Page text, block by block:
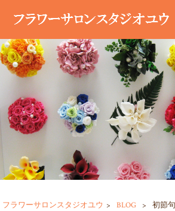
フラワーサロンスタジオユウ > BLOG > 初節